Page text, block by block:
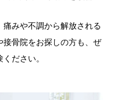
痛みや不調から解放される
接骨院をお探しの方も、ぜ
ださい。